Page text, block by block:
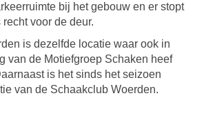
bij het gebouw en er stopt
voor de deur.
is dezelfde locatie waar ook in
van de Motiefgroep Schaken heef
is het sinds het seizoen
van de Schaakclub Woerden.